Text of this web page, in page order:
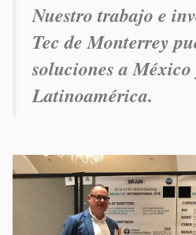
Nuestro trabajo e
Tec de Monterrey
soluciones a México
Latinoamérica.